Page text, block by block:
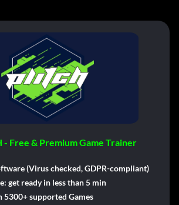
- Free & Premium Game Trainer
(Virus checked, GDPR-compliant)
get ready in less than 5 min
5300+ supported Games